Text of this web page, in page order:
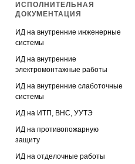
ИСПОЛНИТЕЛЬНАЯ
ДОКУМЕНТАЦИЯ
ИД на внутренние инженерные
системы
ИД на внутренние
электромонтажные работы
ИД на внутренние слаботочные
системы
ИД на ИТП, ВНС, УУТЭ
ИД на противопожарную
защиту
ИД на отделочные работы